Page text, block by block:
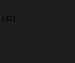
(32)